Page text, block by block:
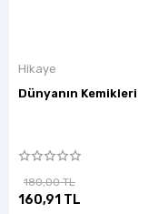
Hikaye
Dünyanın Kemikleri
180,00 TL
160,91 TL